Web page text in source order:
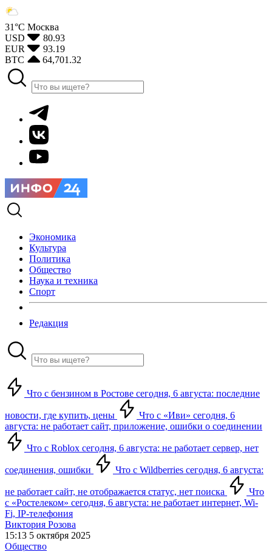
31°С Москва
USD
80.93
EUR
93.19
BTC
64,701.32
Экономика
Культура
Политика
Общество
Наука и техника
Спорт
Редакция
Что с бензином в Ростове сегодня, 6 августа: последние
новости, где купить, цены
Что с «Иви» сегодня, 6
августа: не работает сайт, приложение, ошибки о соединении
Что с Roblox сегодня, 6 августа: не работает сервер, нет
соединения, ошибки Что с Wildberries сегодня, 6 августа:
не работает сайт, не отображается статус, нет поиска
Что
с «Ростелеком» сегодня, 6 августа: не работает интернет, Wi-
Fi, IP-телефония
Виктория Розова
15:13 5 октября 2025
Общество